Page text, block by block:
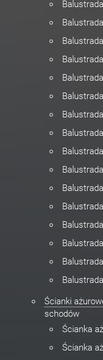
Ścianki
schodów
Ścianka
Ścianka